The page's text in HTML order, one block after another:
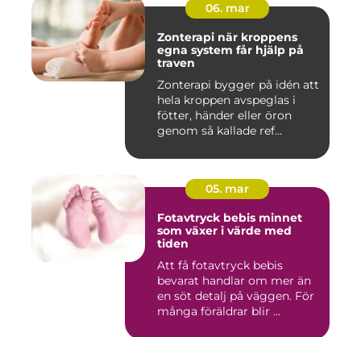
06. mar
Zonterapi när kroppens
egna system får hjälp på
traven
Zonterapi bygger på idén att
hela kroppen avspeglas i
fötter, händer eller öron
genom så kallade ref...
05. mar
Fotavtryck bebis minnet
som växer i värde med
tiden
Att få fotavtryck bebis
bevarat handlar om mer än
en söt detalj på väggen. För
många föräldrar blir ...